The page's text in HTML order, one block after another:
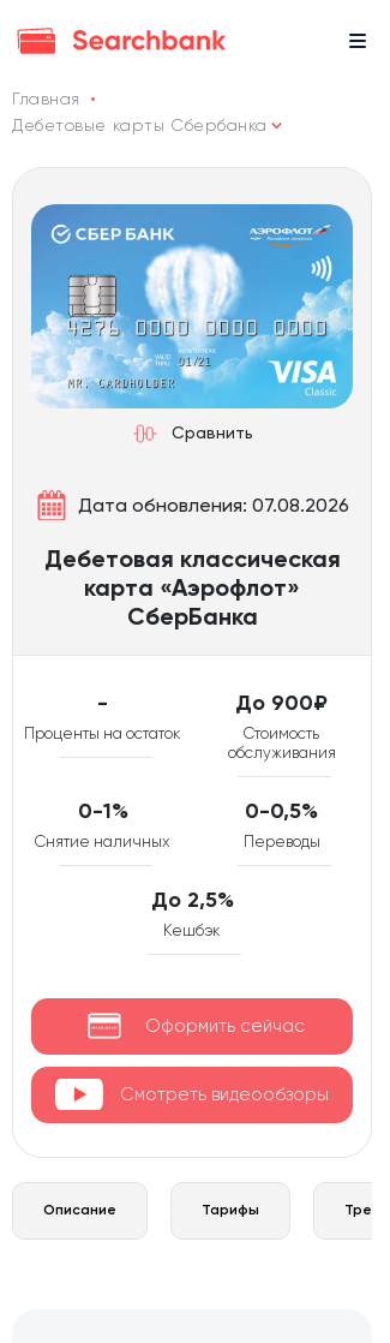
Главная
Дебетовые карты Сбербанка
Сравнить
Дата обновления: 07.08.2026
Дебетовая классическая
карта «Аэрофлот»
СберБанка
-
Проценты на остаток
До 900₽
Стоимость
обслуживания
0-1%
Снятие наличных
0-0,5%
Переводы
До 2,5%
Кешбэк
Оформить сейчас
Смотреть видеообзоры
Описание Тарифы